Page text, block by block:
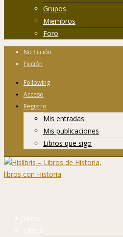
Grupos
Miembros
Foro
No ficción
Ficción
Following
Acceso
Registro
Mis entradas
Mis publicaciones
Libros que sigo
Inicio
Libros